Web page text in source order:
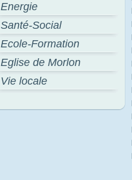
Energie
Santé-Social
Ecole-Formation
Eglise de Morlon
Vie locale